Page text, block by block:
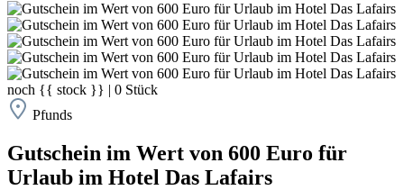
noch {{ stock }} | 0 Stück
Pfunds
Gutschein im Wert von 600 Euro für
Urlaub im Hotel Das Lafairs